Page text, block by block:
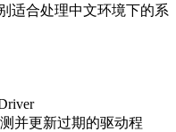
适合处理中文环境下的系
并更新过期的驱动程